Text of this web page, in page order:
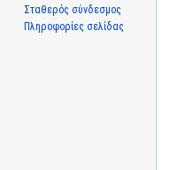
Σταθερός σύνδεσμος
Πληροφορίες σελίδας